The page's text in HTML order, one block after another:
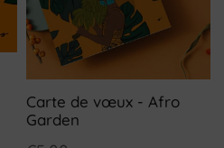
Carte de vœux - Afro
Garden